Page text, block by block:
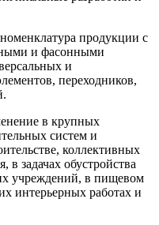
продукции с
и фасонными
и
переходников,
в крупных
систем и
коллективных
в задачах обустройства
учреждений, в пищевом
интерьерных работах и